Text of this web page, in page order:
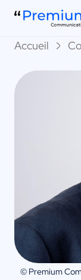
Accueil
© Premium